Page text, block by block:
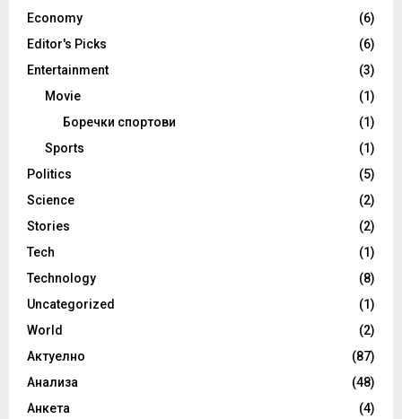
Economy
(6)
Editor's Picks
(6)
Entertainment
(3)
Movie
(1)
Боречки спортови
(1)
Sports
(1)
Politics
(5)
Science
(2)
Stories
(2)
Tech
(1)
Technology
(8)
Uncategorized
(1)
World
(2)
Актуелно
(87)
Анализа
(48)
Анкета
(4)